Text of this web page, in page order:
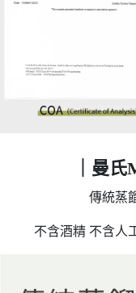
｜曼
傳統蒸
不含酒精 不含人